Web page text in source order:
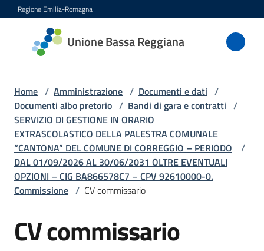
Vai al contenuto
Vai alla navigazione
Vai al footer
Regione Emilia-Romagna
Unione Bassa Reggiana
Unione
Bassa
Amministrazione
Menu selezionato
Novità
Servizi
Vivere
l'Unione
Home / Amministrazione / Documenti e dati /
Documenti albo pretorio / Bandi di gara e contratti /
SERVIZIO DI GESTIONE IN ORARIO
EXTRASCOLASTICO DELLA PALESTRA COMUNALE
“CANTONA” DEL COMUNE DI CORREGGIO – PERIODO
DAL 01/09/2026 AL 30/06/2031 OLTRE EVENTUALI
OPZIONI – CIG BA866578C7 – CPV 92610000-0.
/
Commissione / CV commissario
CV commissario